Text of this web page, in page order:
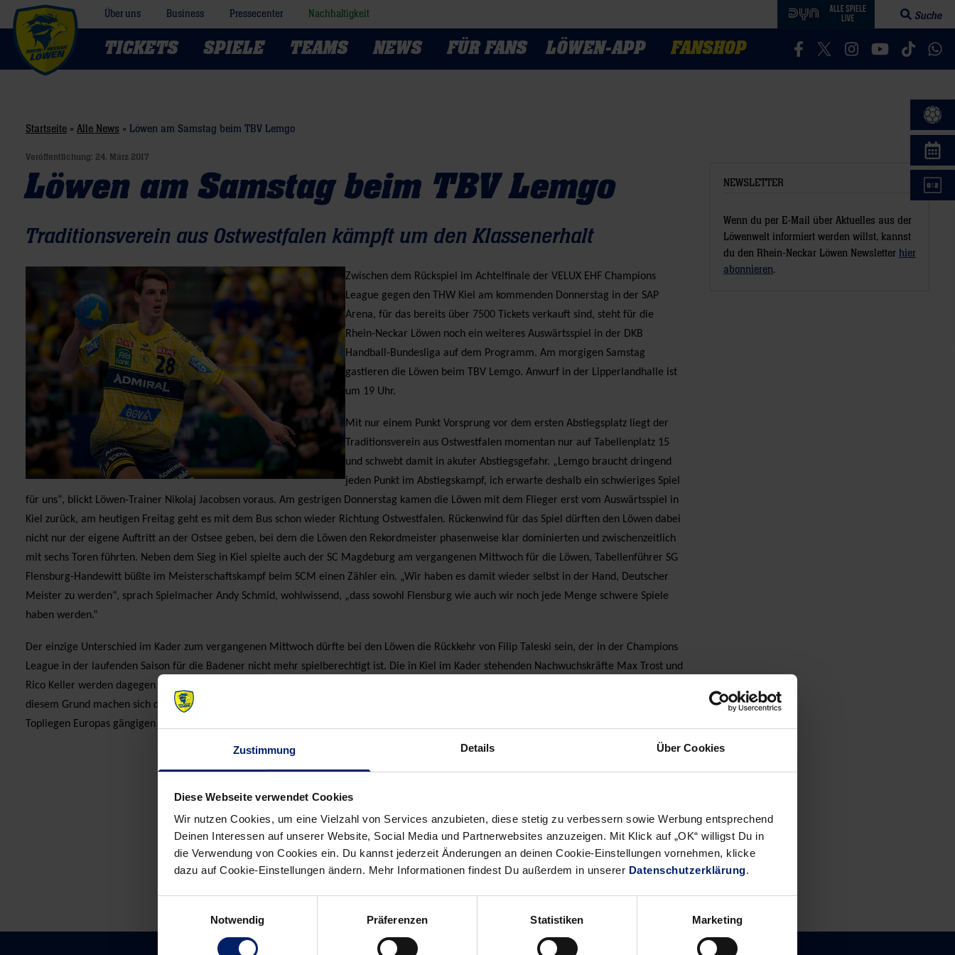
Zustimmung Details Über Cookies
Diese Webseite verwendet Cookies
Wir nutzen Cookies, um eine Vielzahl von Services anzubieten, diese stetig zu verbessern sowie Werbung entsprechend
Deinen Interessen auf unserer Website, Social Media und Partnerwebsites anzuzeigen. Mit Klick auf „OK“ willigst Du in
die Verwendung von Cookies ein. Du kannst jederzeit Änderungen an deinen Cookie-Einstellungen vornehmen, klicke
dazu auf Cookie-Einstellungen ändern. Mehr Informationen findest Du außerdem in unserer Datenschutzerklärung.
Notwendig
Präferenzen Statistiken Marketing
Über uns Business Pressecenter Nachhaltigkeit
Suchfeld
Suche
TICKETS SPIELE TEAMS NEWS FÜR FANS LÖWEN-APP FANSHOP Besucht uns auf Facebook
Besucht uns auf Twitter
Besucht uns auf
Besucht uns
Besucht
Startseite » Alle News » Löwen am Samstag beim TBV Lemgo
Veröffentlichung: 24. März 2017
Löwen am Samstag beim TBV Lemgo
Traditionsverein aus Ostwestfalen kämpft um den Klassenerhalt
Zwischen dem Rückspiel im Achtelfinale der VELUX EHF Champions
League gegen den THW Kiel am kommenden Donnerstag in der SAP
Arena, für das bereits über 7500 Tickets verkauft sind, steht für die
Rhein-Neckar Löwen noch ein weiteres Auswärtsspiel in der DKB
Handball-Bundesliga auf dem Programm. Am morgigen Samstag
gastieren die Löwen beim TBV Lemgo. Anwurf in der Lipperlandhalle ist
um 19 Uhr.
Mit nur einem Punkt Vorsprung vor dem ersten Abstiegsplatz liegt der
Traditionsverein aus Ostwestfalen momentan nur auf Tabellenplatz 15
und schwebt damit in akuter Abstiegsgefahr. „Lemgo braucht dringend
jeden Punkt im Abstiegskampf, ich erwarte deshalb ein schwieriges Spiel
für uns“, blickt Löwen-Trainer Nikolaj Jacobsen voraus. Am gestrigen Donnerstag kamen die Löwen mit dem Flieger erst vom Auswärtsspiel in
Kiel zurück, am heutigen Freitag geht es mit dem Bus schon wieder Richtung Ostwestfalen. Rückenwind für das Spiel dürften den Löwen dabei
nicht nur der eigene Auftritt an der Ostsee geben, bei dem die Löwen den Rekordmeister phasenweise klar dominierten und zwischenzeitlich
mit sechs Toren führten. Neben dem Sieg in Kiel spielte auch der SC Magdeburg am vergangenen Mittwoch für die Löwen, Tabellenführer SG
Flensburg-Handewitt büßte im Meisterschaftskampf beim SCM einen Zähler ein. „Wir haben es damit wieder selbst in der Hand, Deutscher
Meister zu werden“, sprach Spielmacher Andy Schmid, wohlwissend, „dass sowohl Flensburg wie auch wir noch jede Menge schwere Spiele
haben werden.“
Der einzige Unterschied im Kader zum vergangenen Mittwoch dürfte bei den Löwen die Rückkehr von Filip Taleski sein, der in der Champions
League in der laufenden Saison für die Badener nicht mehr spielberechtigt ist. Die in Kiel im Kader stehenden Nachwuchskräfte Max Trost und
Rico Keller werden dagegen nicht mit nach Lemgo fahren, da in der Bundesliga weiterhin nur 14 Spieler eingesetzt werden dürfen. Auch aus
diesem Grund machen sich die Löwen dafür stark, die Kadergrößen in der Bundesliga an die in der Champions League und den restlichen
Topliegen Europas gängigen 16 Spieler anzupassen.
NEWSLETTER
Wenn du per E-Mail über Aktuelles aus der
Löwenwelt informiert werden willst, kannst
du den Rhein-Neckar Löwen Newsletter hier
abonnieren.
News:
Erneuter
Sieg
im
Norden
lässt
News:
Pflichtsieg
in
Lemgo